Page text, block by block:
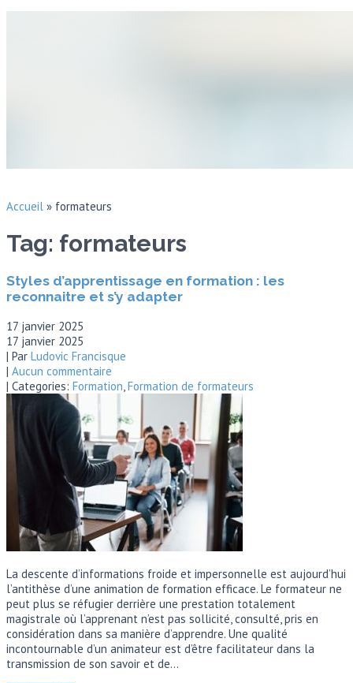
Accueil » formateurs
Tag: formateurs
Styles d’apprentissage en formation : les
reconnaitre et s’y adapter
17 janvier 2025
17 janvier 2025
| Par Ludovic Francisque
| Aucun commentaire
| Categories: Formation Formation de formateurs
La descente d’informations froide et impersonnelle est aujourd’hui
l’antithèse d’une animation de formation efficace. Le formateur ne
peut plus se réfugier derrière une prestation totalement
magistrale où l’apprenant n’est pas sollicité, consulté, pris en
considération dans sa manière d’apprendre. Une qualité
incontournable d’un animateur est d’être facilitateur dans la
transmission de son savoir et de…